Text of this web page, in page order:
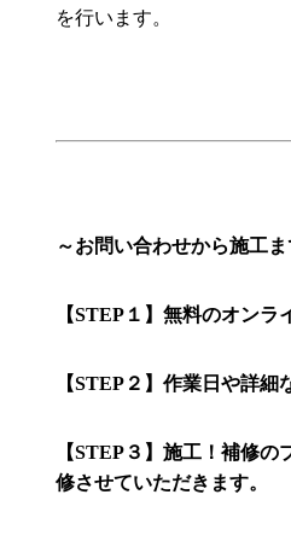
を行います。
～お問い合わせから施工
【STEP１】無料のオンラ
【STEP２】作業日や詳細
【STEP３】施工！補修
修させていただきます。